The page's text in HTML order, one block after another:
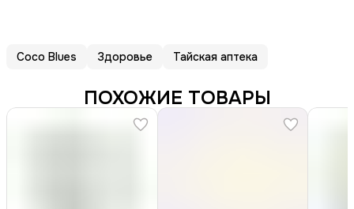
Coco Blues Здоровье Тайская аптека
ПОХОЖИЕ ТОВАРЫ